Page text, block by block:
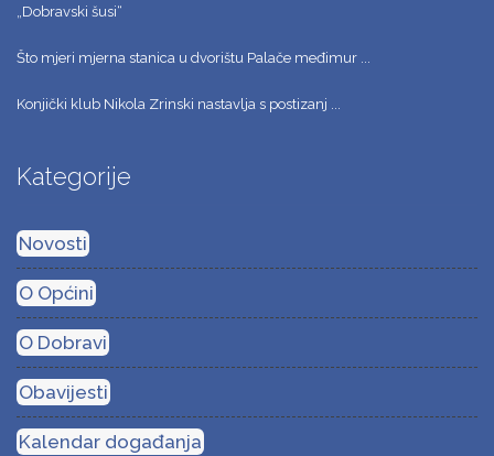
„Dobravski šusi“
Što mjeri mjerna stanica u dvorištu Palače međimur ...
Konjički klub Nikola Zrinski nastavlja s postizanj ...
Kategorije
Novosti
O Općini
O Dobravi
Obavijesti
Kalendar događanja